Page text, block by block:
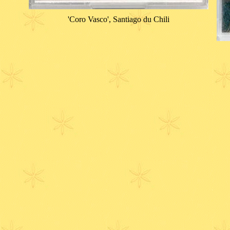
'Coro Vasco', Santiago du Chili